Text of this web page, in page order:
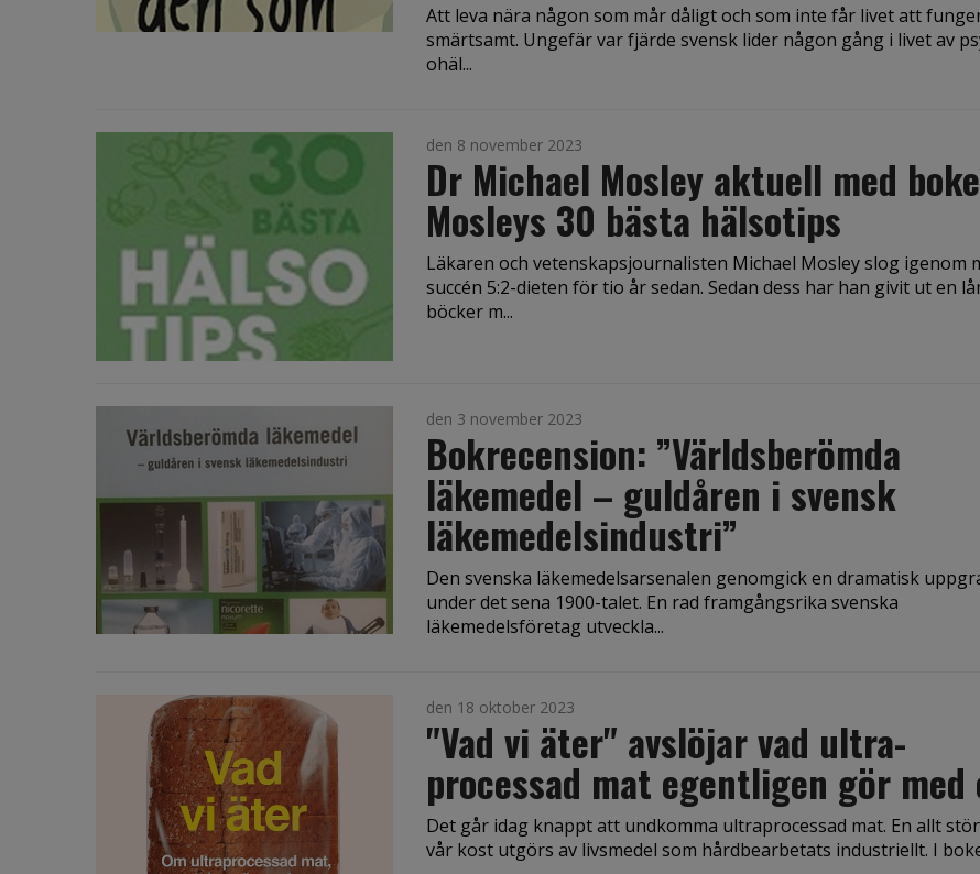
Att leva nära någon som mår dåligt och som inte får livet att
smärtsamt. Ungefär var fjärde svensk lider någon gång i livet av
ohäl...
den 8 november 2023
Dr Michael Mosley aktuell med
Mosleys 30 bästa hälsotips
Läkaren och vetenskapsjournalisten Michael Mosley slog igenom
succén 5:2-dieten för tio år sedan. Sedan dess har han givit ut en
böcker m...
den 3 november 2023
Bokrecension: ”Världsberömda
läkemedel – guldåren i svensk
läkemedelsindustri”
Den svenska läkemedelsarsenalen genomgick en dramatisk
under det sena 1900-talet. En rad framgångsrika svenska
läkemedelsföretag utveckla...
den 18 oktober 2023
"Vad vi äter" avslöjar vad ultra-
processad mat egentligen gör med
Det går idag knappt att undkomma ultraprocessad mat. En allt
vår kost utgörs av livsmedel som hårdbearbetats industriellt. I